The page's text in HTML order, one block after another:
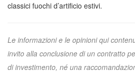
classici fuochi d’artificio estivi.
Le informazioni e le opinioni qui
invito alla conclusione di un contratto
di investimento, né una